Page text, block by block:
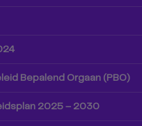
Bepalend Orgaan (PBO)
2025 – 2030